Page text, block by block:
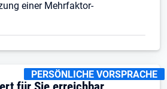
einer Mehrfaktor-
KENNZEICHNUNGEN:
PERSÖNLICHE VORSPRACHE